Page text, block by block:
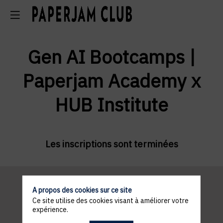
Gen AI Bootcamps |
Paperjam Academy x
HUB Institute
Les inscriptions sont terminées
Pratical
A propos des cookies sur ce site
Ce site utilise des cookies visant à améliorer votre
expérience.